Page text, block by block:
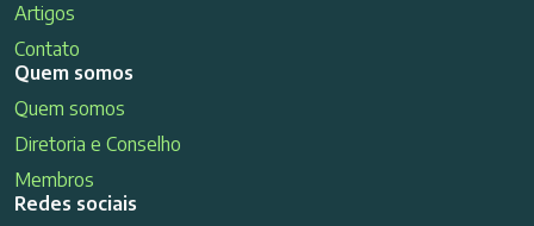
Artigos
Contato
Quem somos
Quem somos
Diretoria e Conselho
Membros
Redes sociais